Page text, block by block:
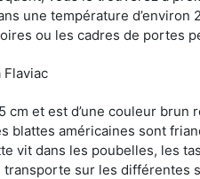
une température
ou les cadres de portes
Flaviac
cm et est d’une couleur
blattes américaines sont
vit dans les poubelles, les
sur les différentes